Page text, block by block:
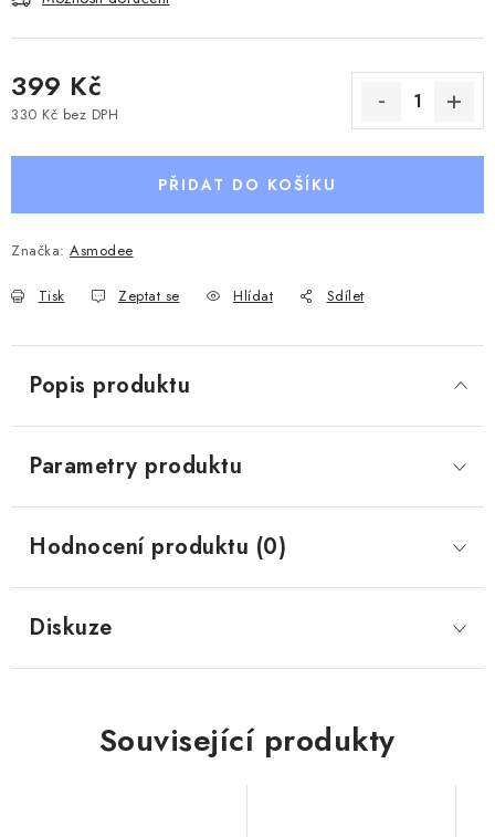
399 Kč
330 Kč bez DPH
PŘIDAT DO KOŠÍKU
Značka: Asmodee
Tisk Zeptat se Hlídat Sdílet
Popis produktu
Parametry produktu
Hodnocení produktu (0)
Diskuze
Související produkty